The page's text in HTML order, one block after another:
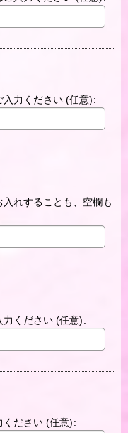
入力ください (任意):
入れすることも、空欄も
力ください (任意):
ください (任意):